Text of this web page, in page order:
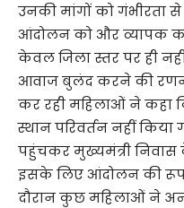
उनकी मांगों को गंभीरता
आंदोलन को और व्यापक
केवल जिला स्तर पर ही
आवाज बुलंद करने की
कर रही महिलाओं ने कहा
स्थान परिवर्तन नहीं किया
पहुंचकर मुख्यमंत्री निवास
इसके लिए आंदोलन की
दौरान कुछ महिलाओं ने